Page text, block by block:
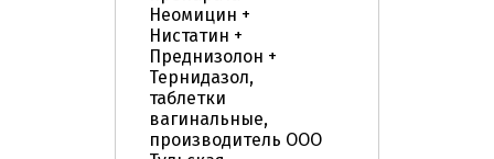
Неомицин +
Нистатин +
Преднизолон +
Тернидазол,
таблетки
вагинальные,
производитель ООО